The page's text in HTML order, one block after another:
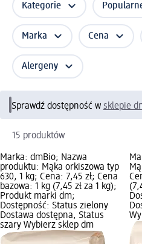
Kategorie
Marka Cena
Alergeny
Sprawdź dostępność w sklepie
15 produktów
Marka: dmBio; Nazwa
produktu: Mąka orkiszowa typ
630, 1 kg; Cena: 7,45 zł; Cena
bazowa: 1 kg (7,45 zł za 1 kg);
Produkt marki dm;
Dostępność: Status zielony
Dostawa dostępna, Status
szary Wybierz sklep dm